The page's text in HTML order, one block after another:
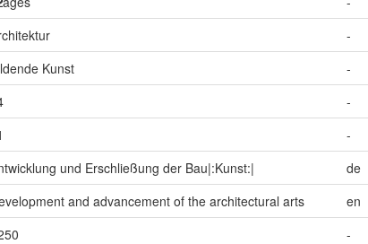
-
Kunst
-
-
-
und Erschließung der Bau|:Kunst:|
de
and advancement of the architectural arts
en
-